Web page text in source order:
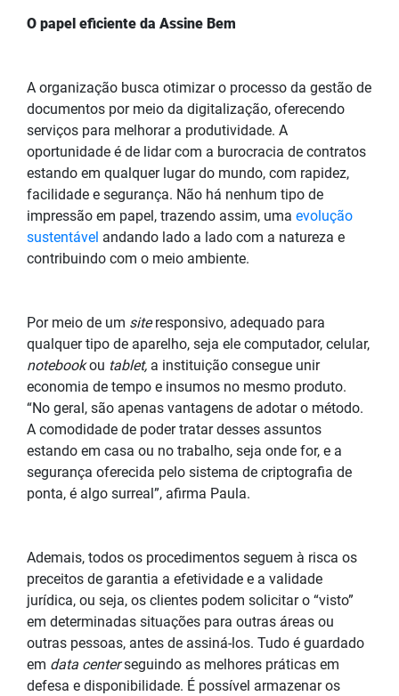
O papel eficiente da Assine Bem
A organização busca otimizar o processo da gestão de
documentos por meio da digitalização, oferecendo
serviços para melhorar a produtividade. A
oportunidade é de lidar com a burocracia de contratos
estando em qualquer lugar do mundo, com rapidez,
facilidade e segurança. Não há nenhum tipo de
impressão em papel, trazendo assim, uma evolução
sustentável andando lado a lado com a natureza e
contribuindo com o meio ambiente.
Por meio de um siteresponsivo, adequado para
qualquer tipo de aparelho, seja ele computador, celular,
notebookou tablet, a instituição consegue unir
economia de tempo e insumos no mesmo produto.
“No geral, são apenas vantagens de adotar o método.
A comodidade de poder tratar desses assuntos
estando em casa ou no trabalho, seja onde for, e a
segurança oferecida pelo sistema de criptografia de
ponta, é algo surreal”, afirma Paula.
Ademais, todos os procedimentos seguem à risca os
preceitos de garantia a efetividade e a validade
jurídica, ou seja, os clientes podem solicitar o “visto”
em determinadas situações para outras áreas ou
outras pessoas, antes de assiná-los. Tudo é guardado
em data centerseguindo as melhores práticas em
defesa e disponibilidade. É possível armazenar os